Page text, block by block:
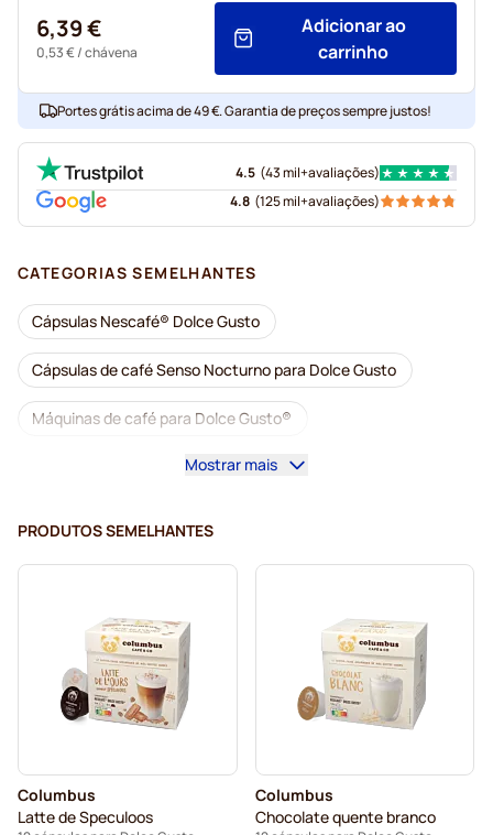
6,39 €
0,53 €/ chávena
Adicionar ao
carrinho
Portes grátis acima de 49 €. Garantia de preços sempre justos!
4.5 (43 mil+avaliações)
4.8 (125 mil+avaliações)
CATEGORIAS SEMELHANTES
Cápsulas Nescafé® Dolce Gusto
Cápsulas de café Senso Nocturno para Dolce Gusto
Máquinas de café para Dolce Gusto®
Acessórios para Dolce Gusto®
Descalcificação e limpeza para Dolce Gusto
Cápsulas Café René para Dolce Gusto
Cápsulas Dolce Vita para Dolce Gusto
Cápsulas Gimoka para Dolce Gusto
Mostrar mais
PRODUTOS SEMELHANTES
Columbus
Latte de Speculoos
Columbus
Chocolate quente branco